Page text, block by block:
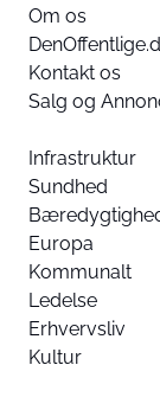
Om os
Kontakt os
Salg og
Infrastruktur
Sundhed
Europa
Kommunalt
Ledelse
Erhvervsliv
Kultur